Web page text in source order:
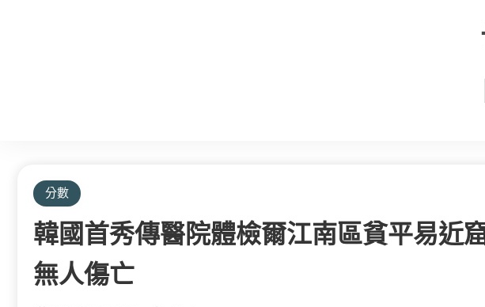
分數
韓國首秀傳醫院體檢爾江南區貧平易近
無人傷亡